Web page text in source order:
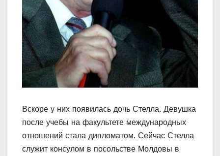
Вскоре у них появилась дочь Стелла. Девушка
после учебы на факультете международных
отношений стала дипломатом. Сейчас Стелла
служит консулом в посольстве Молдовы в